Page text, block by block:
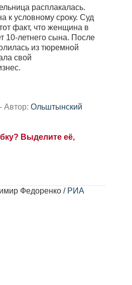
расплакалась.
к условному сроку. Суд
факт, что женщина в
10-летнего сына. После
из тюремной
свой
Автор: Ольштынский
Выделите её,
Федоренко / РИА